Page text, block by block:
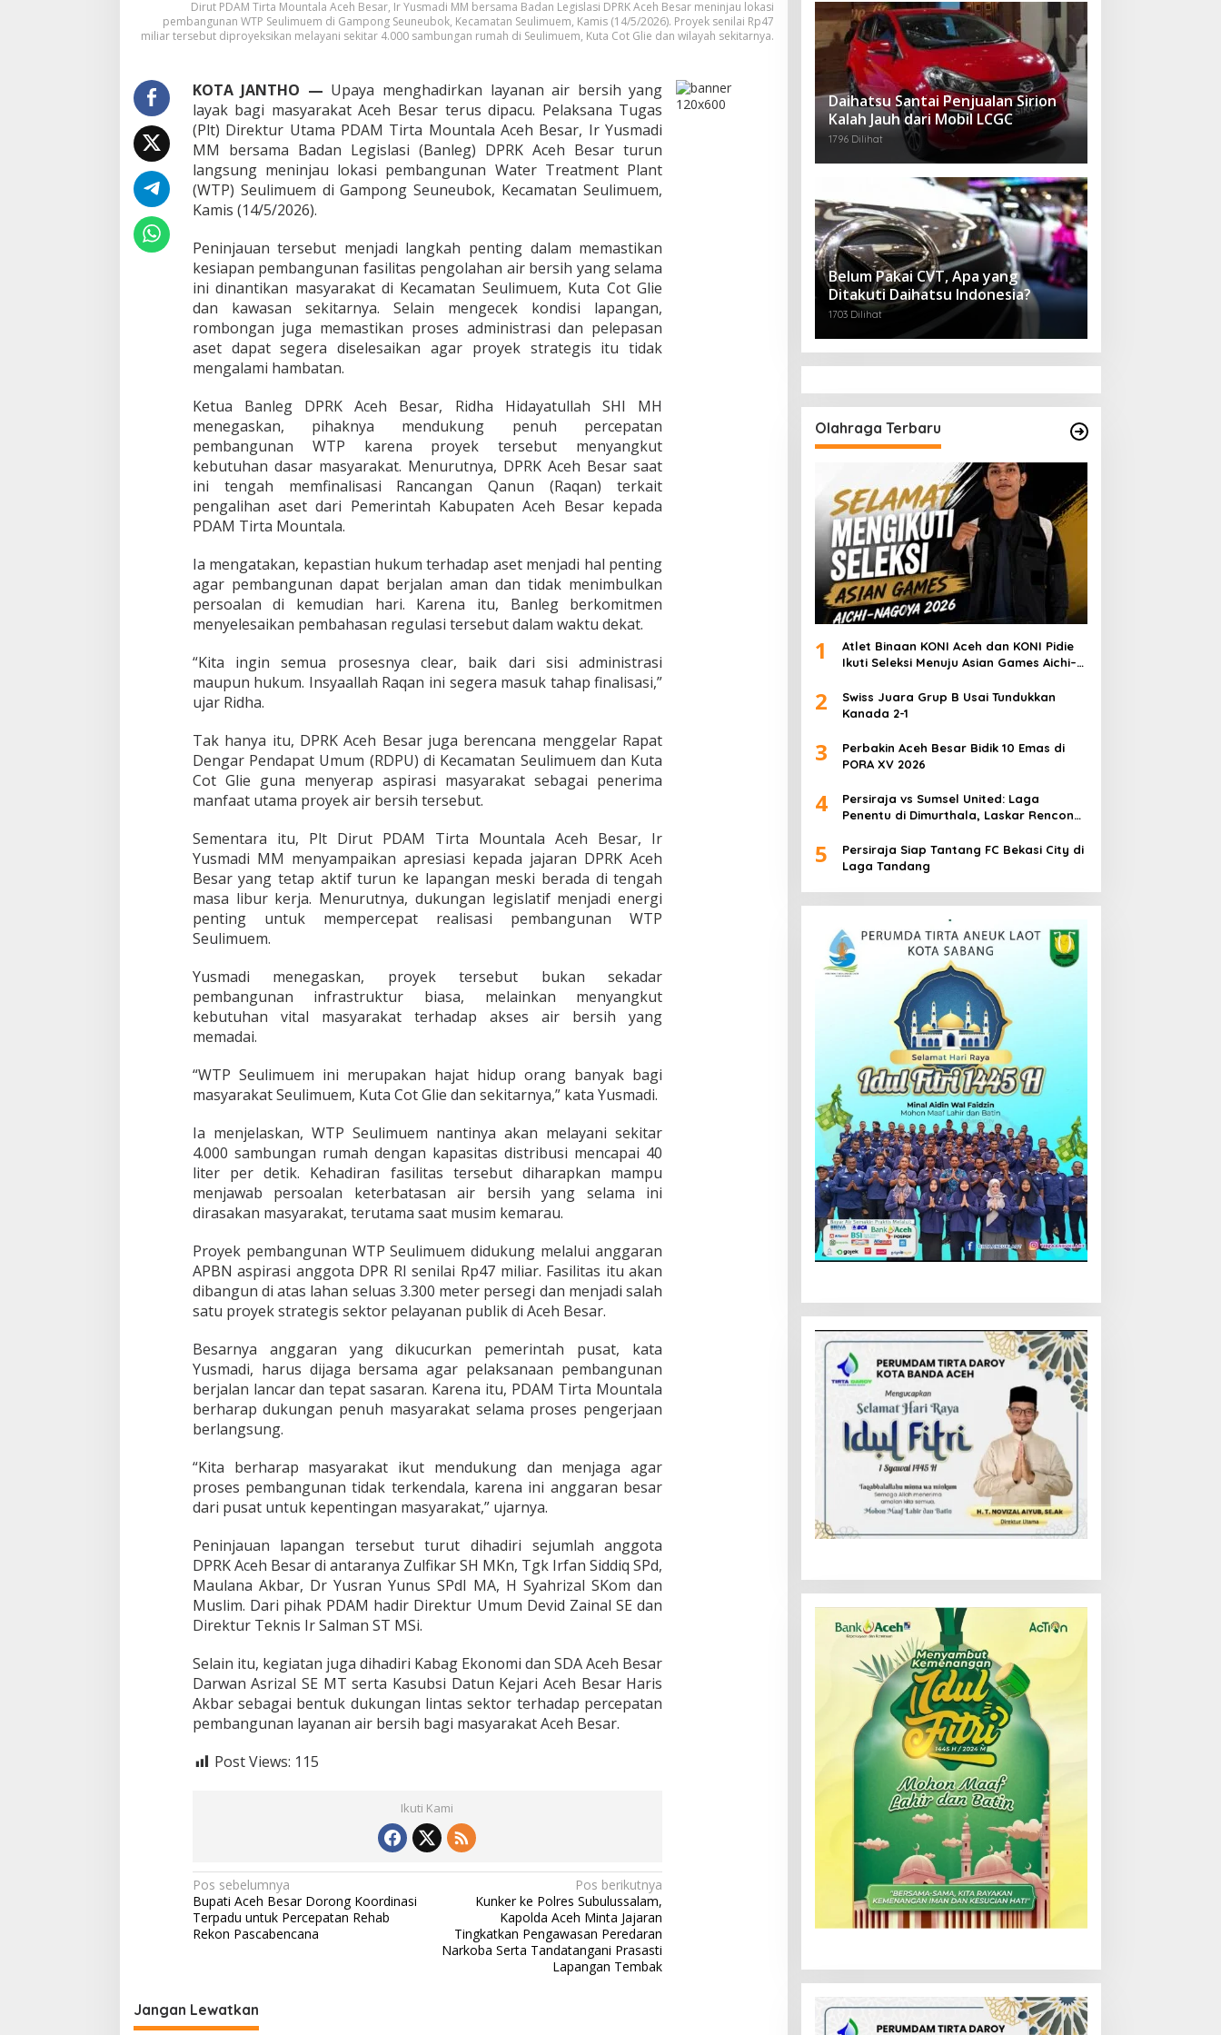
A
c
e
s
a
r
S
e
g
e
a
N
i
k
m
a
A
r
B
r
s
h
Dirut PDAM Tirta Mountala Aceh Besar, Ir Yusmadi MM bersama Badan Legislasi DPRK Aceh Besar meninjau lokasi
pembangunan WTP Seulimuem di Gampong Seuneubok, Kecamatan Seulimuem, Kamis (14/5/2026). Proyek senilai Rp47
miliar tersebut diproyeksikan melayani sekitar 4.000 sambungan rumah di Seulimuem, Kuta Cot Glie dan wilayah sekitarnya.
KOTA JANTHO — Upaya menghadirkan layanan air bersih yang
layak bagi masyarakat Aceh Besar terus dipacu. Pelaksana Tugas
(Plt) Direktur Utama PDAM Tirta Mountala Aceh Besar, Ir Yusmadi
MM bersama Badan Legislasi (Banleg) DPRK Aceh Besar turun
langsung meninjau lokasi pembangunan Water Treatment Plant
(WTP) Seulimuem di Gampong Seuneubok, Kecamatan Seulimuem,
Kamis (14/5/2026).
Peninjauan tersebut menjadi langkah penting dalam memastikan
kesiapan pembangunan fasilitas pengolahan air bersih yang selama
ini dinantikan masyarakat di Kecamatan Seulimuem, Kuta Cot Glie
dan kawasan sekitarnya. Selain mengecek kondisi lapangan,
rombongan juga memastikan proses administrasi dan pelepasan
aset dapat segera diselesaikan agar proyek strategis itu tidak
mengalami hambatan.
Ketua Banleg DPRK Aceh Besar, Ridha Hidayatullah SHI MH
menegaskan, pihaknya mendukung penuh percepatan
pembangunan WTP karena proyek tersebut menyangkut
kebutuhan dasar masyarakat. Menurutnya, DPRK Aceh Besar saat
ini tengah memfinalisasi Rancangan Qanun (Raqan) terkait
pengalihan aset dari Pemerintah Kabupaten Aceh Besar kepada
PDAM Tirta Mountala.
Ia mengatakan, kepastian hukum terhadap aset menjadi hal penting
agar pembangunan dapat berjalan aman dan tidak menimbulkan
persoalan di kemudian hari. Karena itu, Banleg berkomitmen
menyelesaikan pembahasan regulasi tersebut dalam waktu dekat.
“Kita ingin semua prosesnya clear, baik dari sisi administrasi
maupun hukum. Insyaallah Raqan ini segera masuk tahap finalisasi,”
ujar Ridha.
Tak hanya itu, DPRK Aceh Besar juga berencana menggelar Rapat
Dengar Pendapat Umum (RDPU) di Kecamatan Seulimuem dan Kuta
Cot Glie guna menyerap aspirasi masyarakat sebagai penerima
manfaat utama proyek air bersih tersebut.
Sementara itu, Plt Dirut PDAM Tirta Mountala Aceh Besar, Ir
Yusmadi MM menyampaikan apresiasi kepada jajaran DPRK Aceh
Besar yang tetap aktif turun ke lapangan meski berada di tengah
masa libur kerja. Menurutnya, dukungan legislatif menjadi energi
penting untuk mempercepat realisasi pembangunan WTP
Seulimuem.
Yusmadi menegaskan, proyek tersebut bukan sekadar
pembangunan infrastruktur biasa, melainkan menyangkut
kebutuhan vital masyarakat terhadap akses air bersih yang
memadai.
“WTP Seulimuem ini merupakan hajat hidup orang banyak bagi
masyarakat Seulimuem, Kuta Cot Glie dan sekitarnya,” kata Yusmadi.
Ia menjelaskan, WTP Seulimuem nantinya akan melayani sekitar
4.000 sambungan rumah dengan kapasitas distribusi mencapai 40
liter per detik. Kehadiran fasilitas tersebut diharapkan mampu
menjawab persoalan keterbatasan air bersih yang selama ini
dirasakan masyarakat, terutama saat musim kemarau.
Proyek pembangunan WTP Seulimuem didukung melalui anggaran
APBN aspirasi anggota DPR RI senilai Rp47 miliar. Fasilitas itu akan
dibangun di atas lahan seluas 3.300 meter persegi dan menjadi salah
satu proyek strategis sektor pelayanan publik di Aceh Besar.
Besarnya anggaran yang dikucurkan pemerintah pusat, kata
Yusmadi, harus dijaga bersama agar pelaksanaan pembangunan
berjalan lancar dan tepat sasaran. Karena itu, PDAM Tirta Mountala
berharap dukungan penuh masyarakat selama proses pengerjaan
berlangsung.
“Kita berharap masyarakat ikut mendukung dan menjaga agar
proses pembangunan tidak terkendala, karena ini anggaran besar
dari pusat untuk kepentingan masyarakat,” ujarnya.
Peninjauan lapangan tersebut turut dihadiri sejumlah anggota
DPRK Aceh Besar di antaranya Zulfikar SH MKn, Tgk Irfan Siddiq SPd,
Maulana Akbar, Dr Yusran Yunus SPdI MA, H Syahrizal SKom dan
Muslim. Dari pihak PDAM hadir Direktur Umum Devid Zainal SE dan
Direktur Teknis Ir Salman ST MSi.
Selain itu, kegiatan juga dihadiri Kabag Ekonomi dan SDA Aceh Besar
Darwan Asrizal SE MT serta Kasubsi Datun Kejari Aceh Besar Haris
Akbar sebagai bentuk dukungan lintas sektor terhadap percepatan
pembangunan layanan air bersih bagi masyarakat Aceh Besar.
Post Views: 115
Ikuti Kami
N
a
v
a
Pos sebelumnya
Bupati Aceh Besar Dorong Koordinasi
Terpadu untuk Percepatan Rehab
Rekon Pascabencana
Pos berikutnya
Kunker ke Polres Subulussalam,
Kapolda Aceh Minta Jajaran
Tingkatkan Pengawasan Peredaran
Narkoba Serta Tandatangani Prasasti
Lapangan Tembak
Jangan Lewatkan
Daihatsu Santai Penjualan Sirion
Kalah Jauh dari Mobil LCGC
1796 Dilihat
Belum Pakai CVT, Apa yang
Ditakuti Daihatsu Indonesia?
1703 Dilihat
Olahraga Terbaru
1
Atlet Binaan KONI Aceh dan KONI Pidie
Ikuti Seleksi Menuju Asian Games Aichi–
2
Swiss Juara Grup B Usai Tundukkan
Kanada 2-1
3
Perbakin Aceh Besar Bidik 10 Emas di
PORA XV 2026
4
Persiraja vs Sumsel United: Laga
Penentu di Dimurthala, Laskar Rencong
5
Persiraja Siap Tantang FC Bekasi City di
Laga Tandang